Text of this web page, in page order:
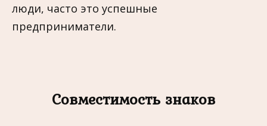
люди, часто это успешные
предприниматели.
Совместимость знаков